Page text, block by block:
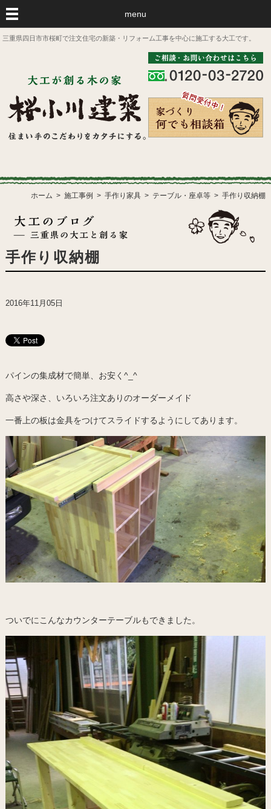
menu
三重県四日市市桜町で注文住宅の新築・リフォーム工事を中心に施工する大工です。
ホーム 施工事例 手作り家具 テーブル・座卓等 手作り収納棚
手作り収納棚
2016年11月05日
パインの集成材で簡単、お安く^_^
高さや深さ、いろいろ注文ありのオーダーメイド
一番上の板は金具をつけてスライドするようにしてあります。
ついでにこんなカウンターテーブルもできました。